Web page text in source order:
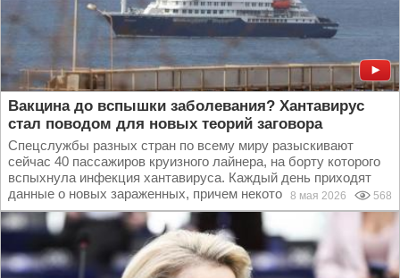
Вакцина до вспышки заболевания? Хантавирус
стал поводом для новых теорий заговора
Спецслужбы разных стран по всему миру разыскивают
сейчас 40 пассажиров круизного лайнера, на борту которого
вспыхнула инфекция хантавируса. Каждый день приходят
данные о новых зараженных, причем некоторые из...
8 мая 2026 568